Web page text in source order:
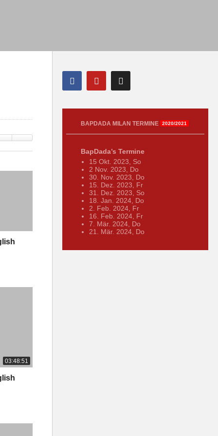
03:48:51
BAPDADA MILAN TERMINE 2020/2021
BapDada’s Termine
15 Okt. 2023, So
2 Nov. 2023, Do
30. Nov. 2023, Do
15. Dez. 2023, Fr
31. Dez. 2023, So
18. Jan. 2024, Do
2. Feb. 2024, Fr
16. Feb. 2024, Fr
7. Mär. 2024, Do
21. Mär. 2024, Do